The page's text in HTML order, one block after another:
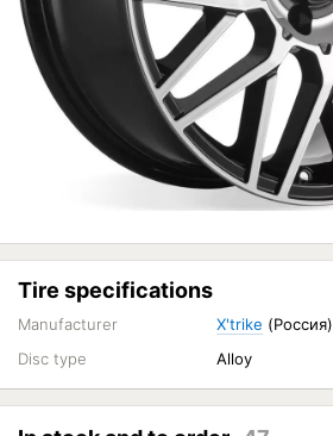
Tire specifications
Manufacturer X'trike (Россия)
Disc type
Alloy